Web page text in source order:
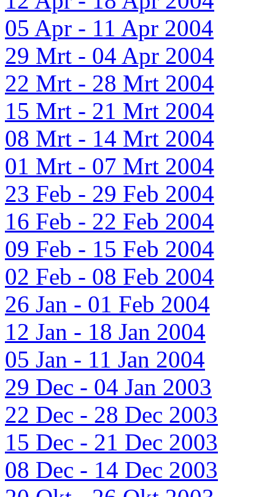
05 Apr - 11 Apr 2004
29 Mrt - 04 Apr 2004
22 Mrt - 28 Mrt 2004
15 Mrt - 21 Mrt 2004
08 Mrt - 14 Mrt 2004
01 Mrt - 07 Mrt 2004
23 Feb - 29 Feb 2004
16 Feb - 22 Feb 2004
09 Feb - 15 Feb 2004
02 Feb - 08 Feb 2004
26 Jan - 01 Feb 2004
12 Jan - 18 Jan 2004
05 Jan - 11 Jan 2004
29 Dec - 04 Jan 2003
22 Dec - 28 Dec 2003
15 Dec - 21 Dec 2003
08 Dec - 14 Dec 2003